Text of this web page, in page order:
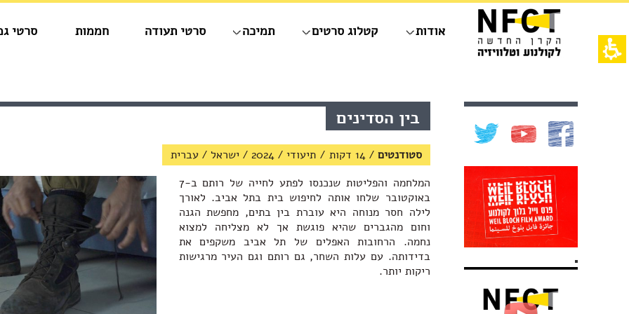
תחילתו
אינטרנט,
לחץ
אודות קטלוג סרטים תמיכה סרטי תעודה חממות סרטי
תוכן
מרכזי,
ללחוץ
אנטר
לדלג
לאזור
הבא
בין הסדינים
סטודנטים / 14 דקות / תיעודי /
2024
/ ישראל / עברית
המלחמה והפליטות שנכנסו לפתע לחייה של רותם ב-7
באוקטובר שלחו אותה לחיפוש בית בתל אביב. לאורך
לילה חסר מנוחה היא עוברת בין בתים, מחפשת הגנה
וחום מהגברים שהיא פוגשת אך לא מצליחה למצוא
נחמה. הרחובות האפלים של תל אביב משקפים את
בדידותה. עם עלות השחר, גם רותם וגם העיר מרגישות
ריקות יותר.